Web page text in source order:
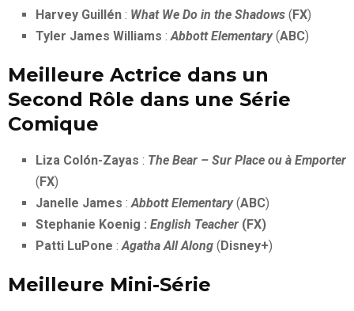
Harvey Guillén : What We Do in the Shadows (FX)
Tyler James Williams : Abbott Elementary(ABC)
Meilleure Actrice dans un
Second Rôle dans une Série
Comique
Liza Colón-Zayas : The Bear – Sur Place ou à Emporter
(FX)
Janelle James : Abbott Elementary(ABC)
Stephanie Koenig : English Teacher (FX)
Patti LuPone : Agatha All Along (Disney+)
Meilleure Mini-Série